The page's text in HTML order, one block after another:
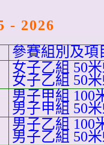
- 2026
參賽組別及項
女子乙組 50
女子乙組 50
男子甲組 100
男子甲組 50
男子乙組 100
男子乙組 50